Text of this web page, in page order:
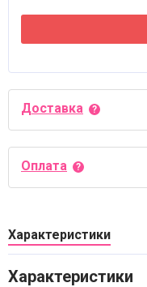
Доставка
Оплата
Характеристики
Характеристики